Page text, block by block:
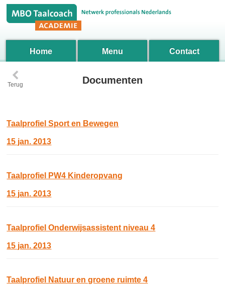
Home Menu Contact
‹
Terug Documenten
Taalprofiel Sport en Bewegen
15 jan. 2013
Taalprofiel PW4 Kinderopvang
15 jan. 2013
Taalprofiel Onderwijsassistent niveau 4
15 jan. 2013
Taalprofiel Natuur en groene ruimte 4